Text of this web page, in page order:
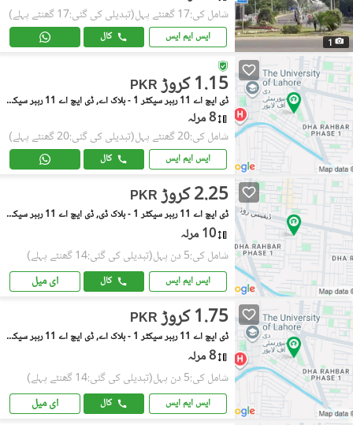
1
شامل کی:17 گھنٹے پہل (تبدیلی کی گئی:17 گھنٹے پہلے)
ایس ایم ایس کال
PKR 1.15 کروڑ
ڈی ایچ اے 11 رہبر سیکٹر 1 - بلاک اے, ڈی ایچ اے 11 رہبر سیکٹر 1
8 مرلہ
شامل کی:20 گھنٹے پہل (تبدیلی کی گئی:20 گھنٹے پہلے)
ایس ایم ایس کال
PKR 2.25 کروڑ
ڈی ایچ اے 11 رہبر سیکٹر 1 - بلاک ڈی, ڈی ایچ اے 11 رہبر سیکٹر 1
10 مرلہ
شامل کی:5 دن پہل (تبدیلی کی گئی:14 گھنٹے پہلے)
ایس ایم ایس کال ای میل
PKR 1.75 کروڑ
ڈی ایچ اے 11 رہبر سیکٹر 1 - بلاک اے, ڈی ایچ اے 11 رہبر سیکٹر 1
8 مرلہ
شامل کی:5 دن پہل (تبدیلی کی گئی:14 گھنٹے پہلے)
ایس ایم ایس کال ای میل